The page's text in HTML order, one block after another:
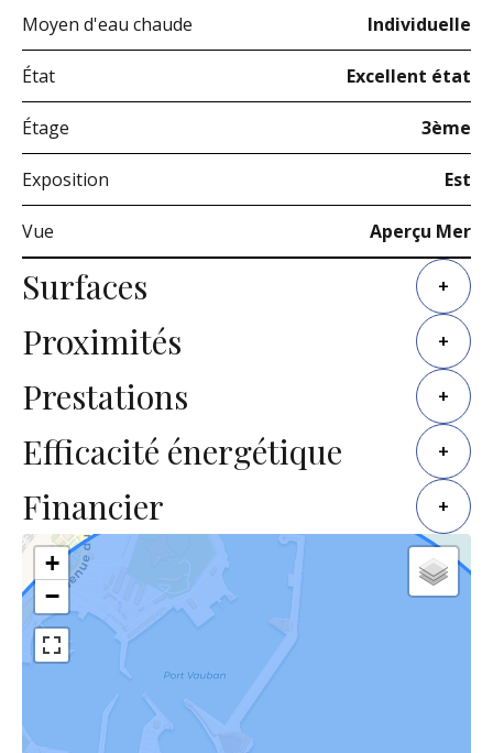
Moyen d'eau chaude Individuelle
État Excellent état
Étage 3ème
Exposition Est
Vue Aperçu Mer
Surfaces +
Proximités +
Prestations +
Efficacité énergétique +
Financier +
+
−